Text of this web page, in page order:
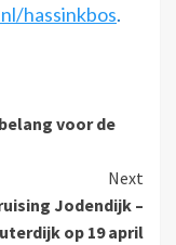
hassinkbos.
voor de
Next
Jodendijk –
op 19 april